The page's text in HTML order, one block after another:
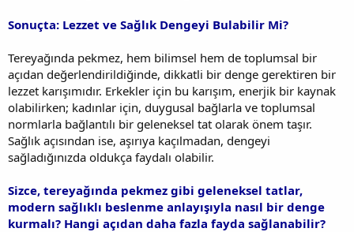
Sonuçta: Lezzet ve Sağlık Dengeyi Bulabilir Mi?
Tereyağında pekmez, hem bilimsel hem de toplumsal bir
açıdan değerlendirildiğinde, dikkatli bir denge gerektiren bir
lezzet karışımıdır. Erkekler için bu karışım, enerjik bir kaynak
olabilirken; kadınlar için, duygusal bağlarla ve toplumsal
normlarla bağlantılı bir geleneksel tat olarak önem taşır.
Sağlık açısından ise, aşırıya kaçılmadan, dengeyi
sağladığınızda oldukça faydalı olabilir.
Sizce, tereyağında pekmez gibi geleneksel tatlar,
modern sağlıklı beslenme anlayışıyla nasıl bir denge
kurmalı? Hangi açıdan daha fazla fayda sağlanabilir?